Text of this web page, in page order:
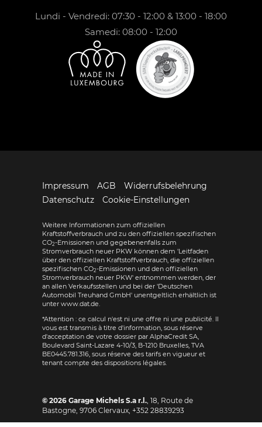
Lundi - Vendredi: 07:30 - 12:00 & 13:00 - 18:00
Samedi: 08:00 - 12:00
Impressum AGB
Widerrufsbelehrung
Datenschutz
Cookie-Einstellungen
Weitere Informationen zum offiziellen
Kraftstoffverbrauch und zu den offiziellen spezifischen
CO2-Emissionen und gegebenenfalls zum
Stromverbrauch neuer PKW können dem 'Leitfaden
über den offiziellen Kraftstoffverbrauch, die offiziellen
spezifischen CO2-Emissionen und den offiziellen
Stromverbrauch neuer PKW' entnommen werden, der
an allen Verkaufsstellen und bei der 'Deutschen
Automobil Treuhand GmbH' unentgeltlich erhältlich ist
unter www.dat.de.
*Attention : ce calcul n'est ni une offre ni une publicité. Il
vous est transmis à titre d'information, sous réserve
d'acceptation de votre dossier par AlphaCredit SA,
Boulevard Saint-Lazare 4-10/3, B-1210 Bruxelles, TVA
BE0445.781.316, sous réserve des tarifs en vigueur et
tenant compte des dispositions légales.
© 2026 Garage Michels S.a r.l., 18, Route de
Bastogne, 9706 Clervaux, +352 28839293